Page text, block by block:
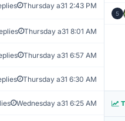
Thursday a31 2:43 PM
Thursday a31 8:01 AM
Thursday a31 6:57 AM
Thursday a31 6:30 AM
Wednesday a31 6:25 AM
5